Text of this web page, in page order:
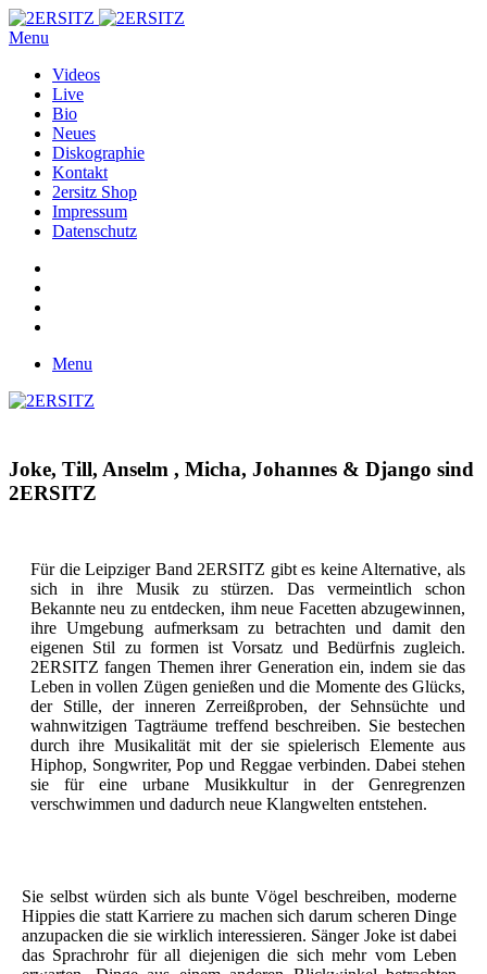
Menu
Videos
Live
Bio
Neues
Diskographie
Kontakt
2ersitz Shop
Impressum
Datenschutz
Menu
Joke, Till, Anselm , Micha, Johannes & Django sind
2ERSITZ
Für die Leipziger Band 2ERSITZ gibt es keine Alternative, als
sich in ihre Musik zu stürzen. Das vermeintlich schon
Bekannte neu zu entdecken, ihm neue Facetten abzugewinnen,
ihre Umgebung aufmerksam zu betrachten und damit den
eigenen Stil zu formen ist Vorsatz und Bedürfnis zugleich.
2ERSITZ fangen Themen ihrer Generation ein, indem sie das
Leben in vollen Zügen genießen und die Momente des Glücks,
der Stille, der inneren Zerreißproben, der Sehnsüchte und
wahnwitzigen Tagträume treffend beschreiben. Sie bestechen
durch ihre Musikalität mit der sie spielerisch Elemente aus
Hiphop, Songwriter, Pop und Reggae verbinden. Dabei stehen
sie für eine urbane Musikkultur in der Genregrenzen
verschwimmen und dadurch neue Klangwelten entstehen.
Sie selbst würden sich als bunte Vögel beschreiben, moderne
Hippies die statt Karriere zu machen sich darum scheren Dinge
anzupacken die sie wirklich interessieren. Sänger Joke ist dabei
das Sprachrohr für all diejenigen die sich mehr vom Leben